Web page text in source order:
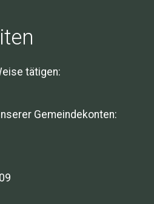
tätigen:
Gemeindekonten: